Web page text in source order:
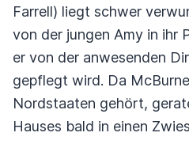
Farrell) liegt schwer
von der jungen Amy in ihr
er von der anwesenden
gepflegt wird. Da
Nordstaaten gehört,
Hauses bald in einen